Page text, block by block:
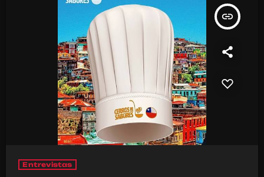
insert_link
Entrevistas